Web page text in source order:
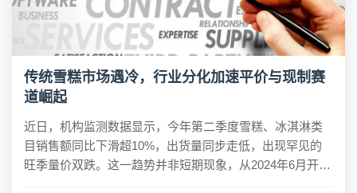
传统雪糕市场遇冷，行业分化加速平价与现制赛
道崛起
近日，机构监测数据显示，今年第二季度雪糕、冰淇淋类
目销售额同比下滑超10%，出货量同步走低，出现罕见的
旺季量价双跌。这一趋势并非短期现象，从2024年6月开